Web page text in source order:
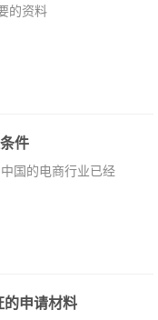
的资料
件
国的电商行业已经
申请材料